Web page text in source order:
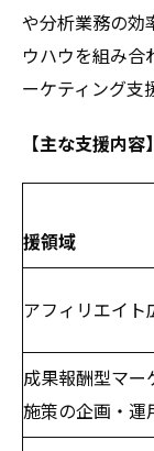
や分析業務の効
ウハウを組み合
ーケティング支
【主な支援内容】
援領域
アフィリエイト
成果報酬型マー
施策の企画・運